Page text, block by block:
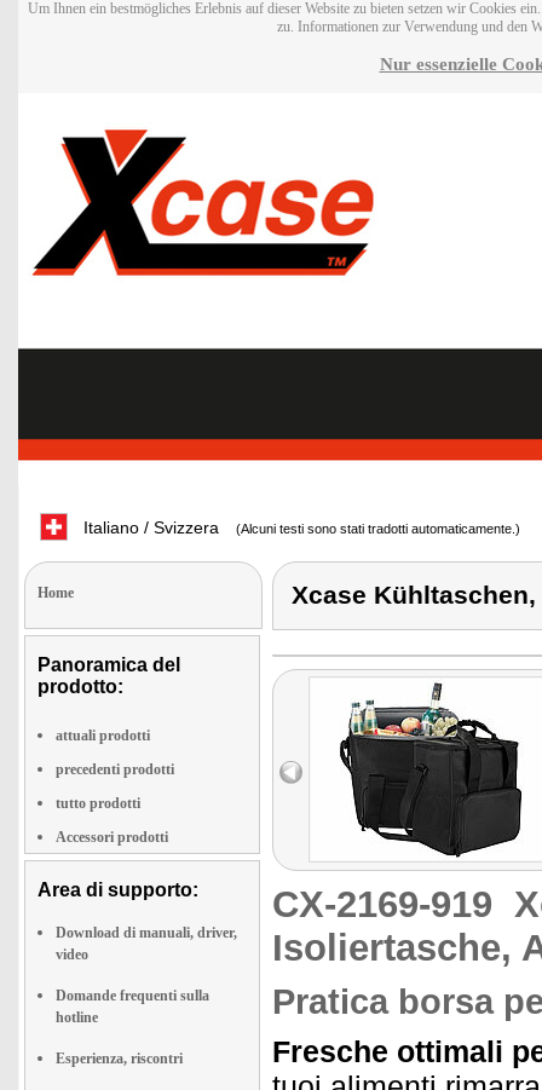
Um Ihnen ein bestmögliches Erlebnis auf dieser Website zu bieten setzen wir Cookies
zu. Informationen zur Verwendung und den
Nur essenzielle
Italiano / Svizzera (Alcuni testi sono stati tradotti automaticamente.)
Home
Panoramica del
prodotto:
attuali prodotti
precedenti prodotti
tutto prodotti
Accessori prodotti
Area di supporto:
Download di manuali, driver,
video
Domande frequenti sulla
hotline
Esperienza, riscontri
Xcase
CX-2169-919
Isoliertasche,
Pratica borsa
Fresche ottimali